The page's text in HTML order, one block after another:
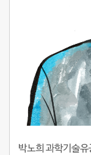
박노희 과학기술